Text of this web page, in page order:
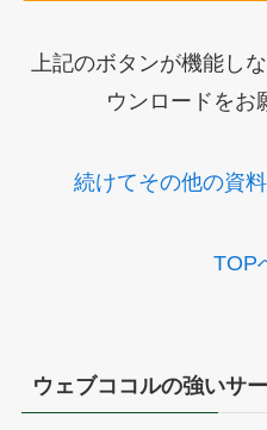
上記のボタンが機能し
ウンロードをお
続けてその他の資
TOP
ウェブココルの強いサ